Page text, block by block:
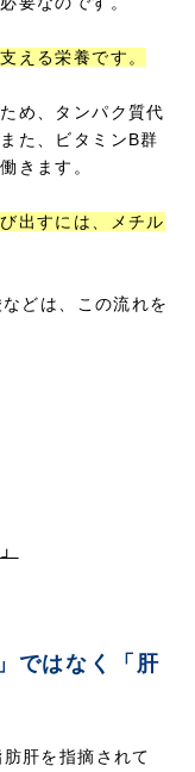
える栄養です。
め、タンパク質代
た、ビタミンB群
きます。
出すには、メチル
どは、この流れを
ではなく「肝
肝を指摘されて